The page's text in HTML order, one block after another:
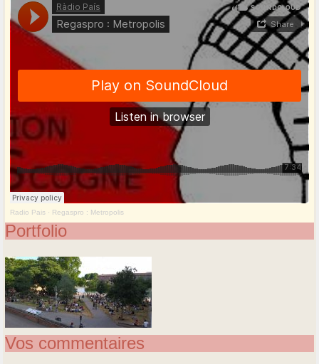
Radio Pais · Regaspro : Metropolis
Portfolio
Vos commentaires